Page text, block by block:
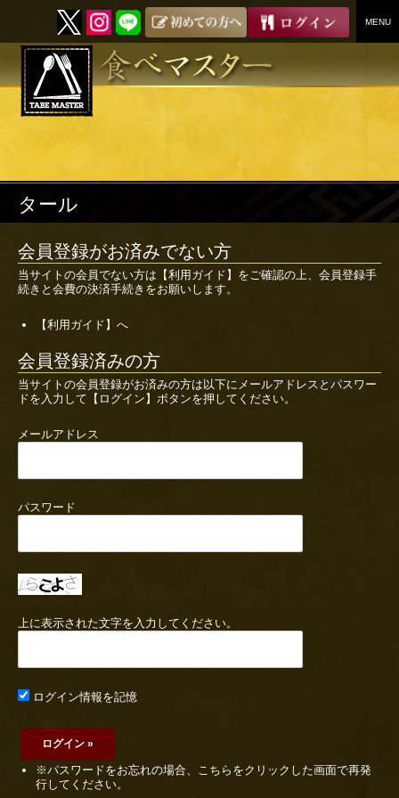
MENU
SKIP
タール
会員登録がお済みでない方
当サイトの会員でない方は 【利用ガイド】 をご確認の上、会員登録手
続きと会費の決済手続きをお願いします。
【利用ガイド】へ
会員登録済みの方
当サイトの会員登録がお済みの方は以下にメールアドレスとパスワー
ドを入力して【ログイン】ボタンを押してください。
メールアドレス
パスワード
上に表示された文字を入力してください。
ログイン情報を記憶
※パスワードをお忘れの場合、こちらをクリックした画面で再発
行してください。